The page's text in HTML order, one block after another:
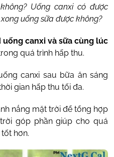
Uống canxi có được
uống sữa được không?
uống canxi và sữa cùng lúc
quá trình hấp thu.
canxi sau bữa ăn sáng
gian hấp thu tối đa.
nắng mặt trời để tổng hợp
góp phần giúp cho quá
hơn.